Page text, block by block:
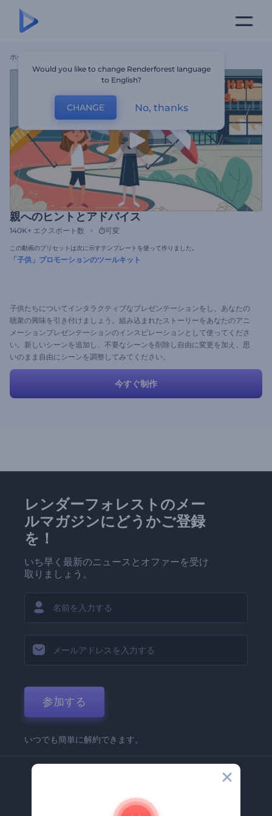
ホーム
親へのヒントとアドバイス
140K+ エクスポート数 可変
この動画のプリセットは次に示すテンプレートを使って作りました。
「子供」プロモーションのツールキット
子供たちについてインタラクティブなプレゼンテーションをし、あなたの
聴衆の興味を引き付けましょう。組み込まれたストーリーをあなたのアニ
メーションプレゼンテーションのインスピレーションとして使ってくださ
い。新しいシーンを追加し、不要なシーンを削除し自由に変更を加え、思
いのまま自由にシーンを調整してみてください。
今すぐ制作
レンダーフォレストのメー
ルマガジンにどうかご登録
を！
いち早く最新のニュースとオファーを受け
取りましょう。
参加する
いつでも簡単に解約できます。
Renderforest 企業情報
Would you like to change Renderforest language
to English?
CHANGE No, thanks